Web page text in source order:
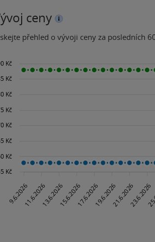
ceny
přehled o vývoji ceny za posledních